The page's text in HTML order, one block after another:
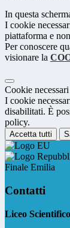
In questa
I cookie
piattaforma e
Per conoscere
visionare la
Cookie
I cookie
disabilitati. È
policy.
Accetta tutti
Finale Emilia
Contatti
Liceo